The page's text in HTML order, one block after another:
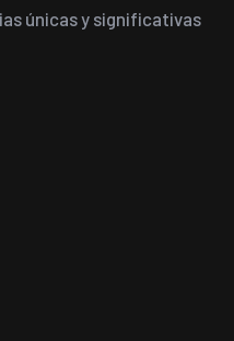
únicas y significativas